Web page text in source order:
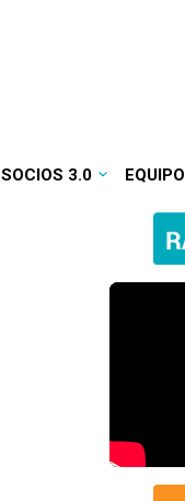
SOCIOS 3.0 EQUIPO